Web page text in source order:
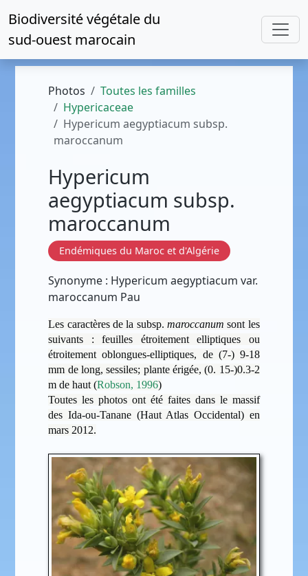
Biodiversité végétale du
sud-ouest marocain
Photos
Toutes les familles
Hypericaceae
Hypericum aegyptiacum subsp.
maroccanum
Hypericum
aegyptiacum subsp.
maroccanum
Endémiques du Maroc et d'Algérie
Synonyme : Hypericum aegyptiacum var.
maroccanum Pau
Les caractères de la subsp. maroccanum sont les
suivants : feuilles étroitement elliptiques ou
étroitement oblongues-elliptiques, de (7-) 9-18
mm de long, sessiles; plante érigée, (0. 15-)0.3-2
m de haut (Robson, 1996)
Toutes les photos ont été faites dans le massif
des Ida-ou-Tanane (Haut Atlas Occidental) en
mars 2012.